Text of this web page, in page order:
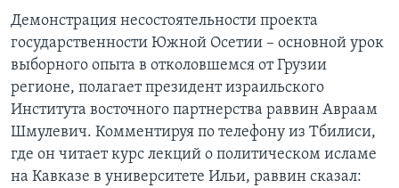
Демонстрация несостоятельности проекта
государственности Южной Осетии – основной урок
выборного опыта в отколовшемся от Грузии
регионе, полагает президент израильского
Института восточного партнерства раввин Авраам
Шмулевич. Комментируя по телефону из Тбилиси,
где он читает курс лекций о политическом исламе
на Кавказе в университете Ильи, раввин сказал: